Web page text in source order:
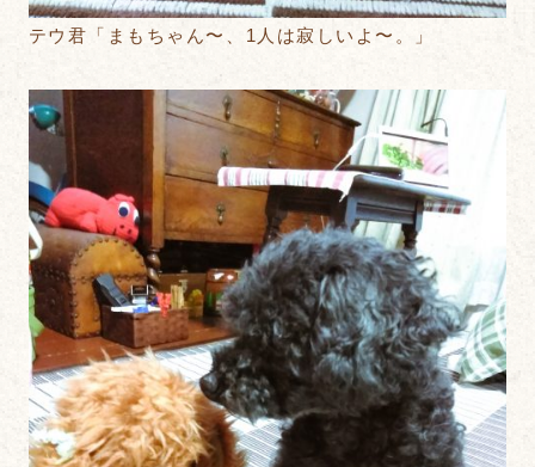
テウ君「まもちゃん〜、1人は寂しいよ〜。」